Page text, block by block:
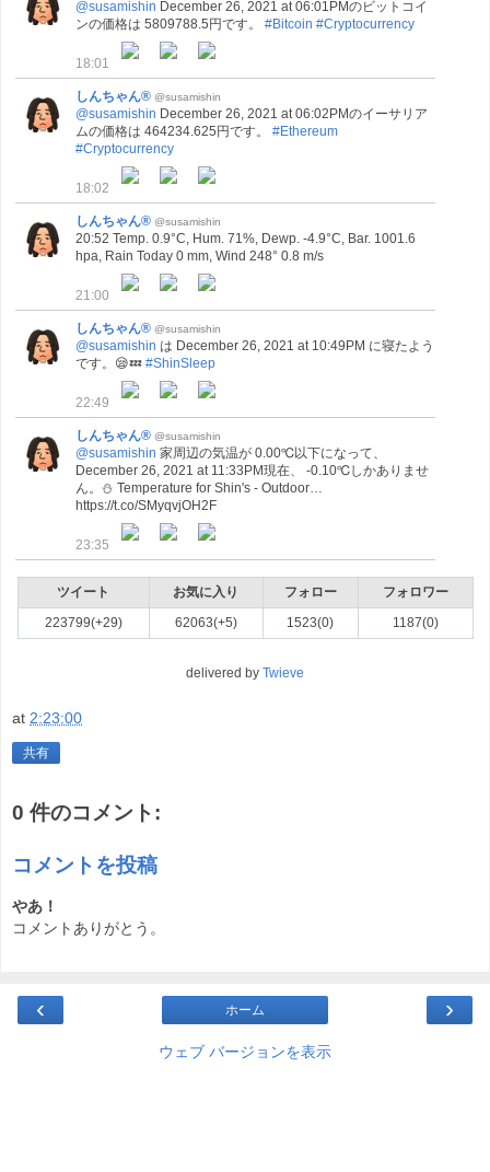
@susamishin December 26, 2021 at 06:01PMのビットコイ
ンの価格は 5809788.5円です。 #Bitcoin #Cryptocurrency
18:01
しんちゃん® @susamishin
@susamishin December 26, 2021 at 06:02PMのイーサリア
ムの価格は 464234.625円です。 #Ethereum
#Cryptocurrency
18:02
しんちゃん® @susamishin
20:52 Temp. 0.9°C, Hum. 71%, Dewp. -4.9°C, Bar. 1001.6
hpa, Rain Today 0 mm, Wind 248° 0.8 m/s
21:00
しんちゃん® @susamishin
@susamishin は December 26, 2021 at 10:49PM に寝たよう
です。😪💤 #ShinSleep
22:49
しんちゃん® @susamishin
@susamishin 家周辺の気温が 0.00℃以下になって、
December 26, 2021 at 11:33PM現在、 -0.10℃しかありませ
ん。⛄ Temperature for Shin's - Outdoor…
https://t.co/SMyqvjOH2F
23:35
ツイート お気に入り フォロー
フォロワー
223799(+29)
62063(+5) 1523(0) 1187(0)
delivered by Twieve
at 2:23:00
共有
0 件のコメント:
コメントを投稿
やあ！
コメントありがとう。
‹ ›
ホーム
ウェブ バージョンを表示